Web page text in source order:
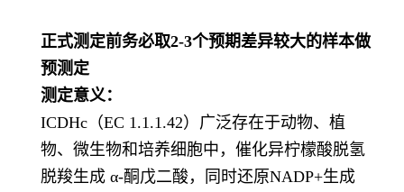
正式测定前务必取2-3个预期差异较大的样本做
预测定
测定意义：
ICDHc（EC 1.1.1.42）广泛存在于动物、植
物、微生物和培养细胞中，催化异柠檬酸脱氢
脱羧生成 α-酮戊二酸，同时还原NADP+生成